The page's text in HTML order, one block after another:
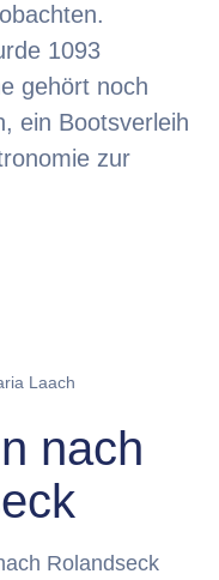
1093
gehört noch
ein Bootsverleih
zur
Laach
nach
Rolandseck